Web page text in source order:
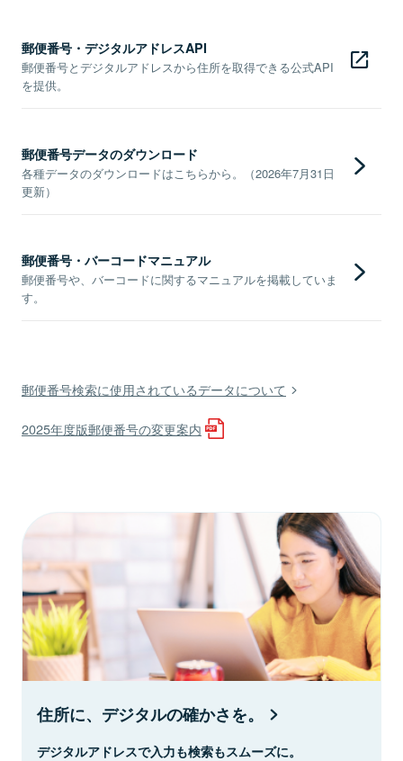
郵便番号・デジタルアドレスAPI
郵便番号とデジタルアドレスから住所を取得できる公式API
を提供。
郵便番号データのダウンロード
各種データのダウンロードはこちらから。（2026年7月31日
更新）
郵便番号・バーコードマニュアル
郵便番号や、バーコードに関するマニュアルを掲載していま
す。
郵便番号検索に使用されているデータについて
2025年度版郵便番号の変更案内
住所に、デジタルの確かさを。
デジタルアドレスで入力も検索もスムーズに。